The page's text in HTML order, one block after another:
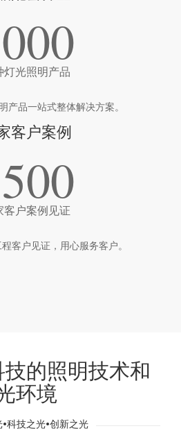
灯光照明产品
产品一站式整体解决方案。
客户案例
客户案例见证
客户见证，用心服务客户。
的照明技术和
环境
•科技之光•创新之光